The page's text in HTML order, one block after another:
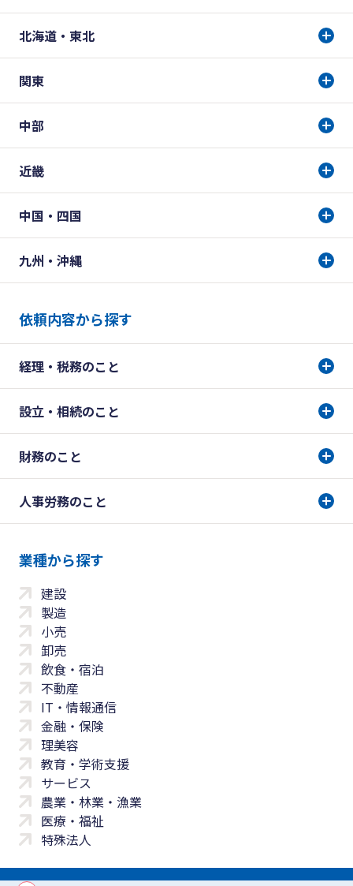
北海道・東北
関東
中部
近畿
中国・四国
九州・沖縄
依頼内容から探す
経理・税務のこと
設立・相続のこと
財務のこと
人事労務のこと
業種から探す
建設
製造
小売
卸売
飲食・宿泊
不動産
IT・情報通信
金融・保険
理美容
教育・学術支援
サービス
農業・林業・漁業
医療・福祉
特殊法人